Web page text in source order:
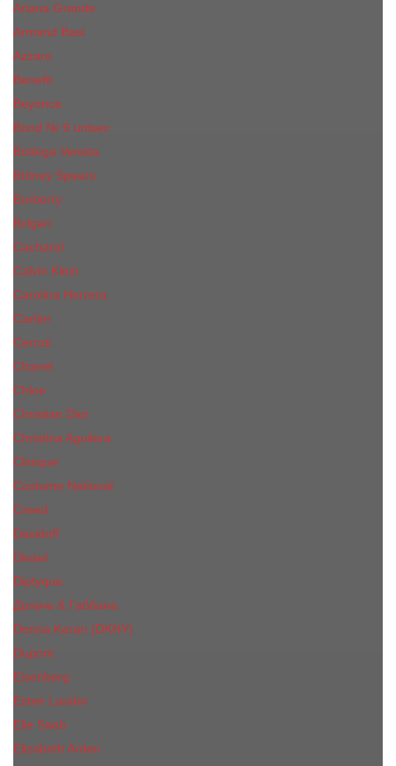
Ariana Grande
Armand Basi
Azzaro
Benefit
Beyonce
Bond № 9 unisex
Bottega Veneta
Britney Spears
Burberry
Bvlgari
Cacharel
Calvin Klein
Carolina Herrera
Cartier
Cerruti
Сhanеl
Chloe
Christian Dior
Christina Aguilera
Сliniquе
Costume National
Creed
Davidoff
Diesel
Diptyque
Дольче & Габбана
Donna Karan (DKNY)
Dupont
Eisenberg
Еsteе Lаudеr
Elie Saab
Elizabeth Arden